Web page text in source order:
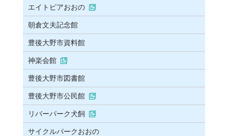
エイトピアおおの
朝倉文夫記念館
豊後大野市資料館
神楽会館
豊後大野市図書館
豊後大野市公民館
リバーパーク犬飼
サイクルパークおおの